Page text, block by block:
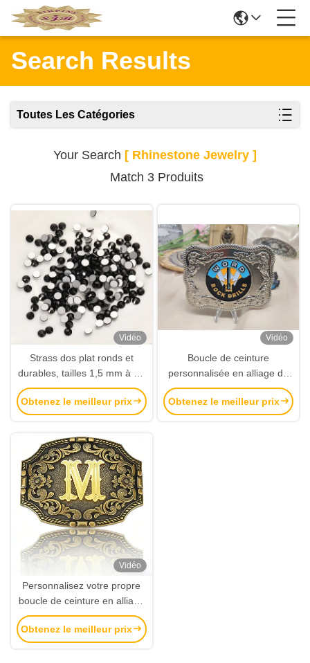
Search Results
Toutes Les Catégories
Your Search [ Rhinestone Jewelry ]
Match 3 Produits
Vidéo
Strass dos plat ronds et
durables, tailles 1,5 mm à 10
mm, pour décoration de
badges, médailles et
vêtements
Obtenez le meilleur prix
Vidéo
Boucle de ceinture
personnalisée en alliage de
zinc avec finition écologique
et logo personnalisé pour
hommes et femmes
Obtenez le meilleur prix
Vidéo
Personnalisez votre propre
boucle de ceinture en alliage
de zinc avec une finition
écologique et un logo
personnalisé, parfait pour
Obtenez le meilleur prix